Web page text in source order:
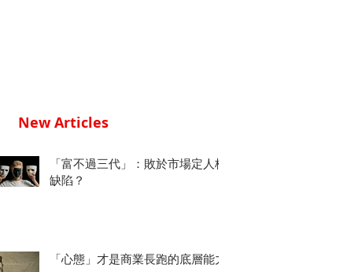
New Articles
「富不過三代」：敗於市場定人格
缺陷？
「心態」才是商業長跑的底層能力